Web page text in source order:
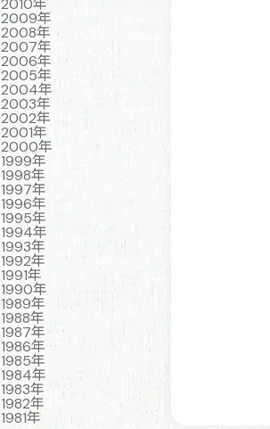
2010年
2009年
2008年
2007年
2006年
2005年
2004年
2003年
2002年
2001年
2000年
1999年
1998年
1997年
1996年
1995年
1994年
1993年
1992年
1991年
1990年
1989年
1988年
1987年
1986年
1985年
1984年
1983年
1982年
1981年